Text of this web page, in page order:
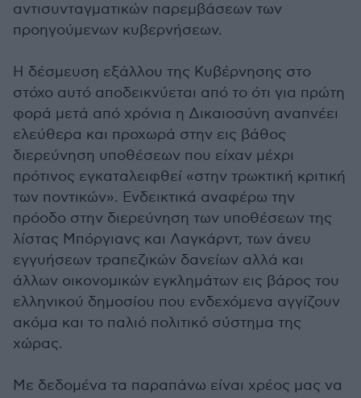
αντισυνταγματικών παρεμβάσεων των
προηγούμενων κυβερνήσεων.
Η δέσμευση εξάλλου της Κυβέρνησης στο
στόχο αυτό αποδεικνύεται από το ότι για πρώτη
φορά μετά από χρόνια η Δικαιοσύνη αναπνέει
ελεύθερα και προχωρά στην εις βάθος
διερεύνηση υποθέσεων που είχαν μέχρι
πρότινος εγκαταλειφθεί «στην τρωκτική κριτική
των ποντικών». Ενδεικτικά αναφέρω την
πρόοδο στην διερεύνηση των υποθέσεων της
λίστας Μπόργιανς και Λαγκάρντ, των άνευ
εγγυήσεων τραπεζικών δανείων αλλά και
άλλων οικονομικών εγκλημάτων εις βάρος του
ελληνικού δημοσίου που ενδεχόμενα αγγίζουν
ακόμα και το παλιό πολιτικό σύστημα της
χώρας.
Με δεδομένα τα παραπάνω είναι χρέος μας να